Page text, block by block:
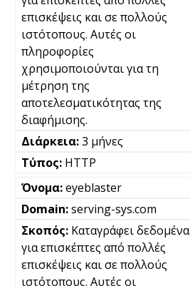
επισκέψεις και σε πολλούς
ιστότοπους. Αυτές οι
πληροφορίες
χρησιμοποιούνται για τη
μέτρηση της
αποτελεσματικότητας της
διαφήμισης.
3 μήνες
HTTP
eyeblaster
serving-sys.com
Καταγράφει δεδομένα
για επισκέπτες από πολλές
επισκέψεις και σε πολλούς
ιστότοπους. Αυτές οι